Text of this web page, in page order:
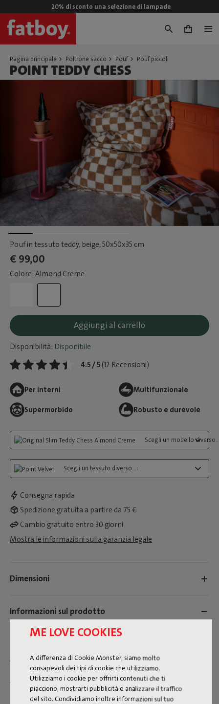
ME LOVE COOKIES
A differenza di Cookie Monster, siamo molto
consapevoli dei tipi di cookie che utilizziamo.
Utilizziamo i cookie per offrirti contenuti che ti
piacciono, mostrarti pubblicità e analizzare il traffico
del sito. Condividiamo inoltre informazioni sul tuo
20% di sconto una selezione di lampade
0
Pagina principale Poltrone sacco Pouf Pouf piccoli
POINT TEDDY CHESS
Pouf in tessuto teddy, beige, 50x50x35 cm
€ 99,00
Colore: Almond Creme
Aggiungi al carrello
Disponibilità: Disponibile
4.5 / 5 (12 Recensioni)
Per interni Multifunzionale
Supermorbido Robusto e durevole
Scegli un modello
Scegli un tessuto diverso...:
Consegna rapida
Spedizione gratuita a partire da 75 €
Cambio gratuito entro 30 giorni
Mostra le informazioni sulla garanzia legale
Dimensioni
Informazioni sul prodotto
Almond Creme
106708